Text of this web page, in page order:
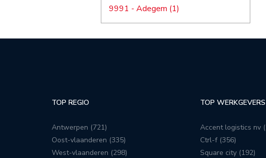
9991 - Adegem (1)
TOP REGIO
Antwerpen (721)
Oost-vlaanderen (335)
West-vlaanderen (298)
TOP WERKGEVERS
Accent logistics nv
Ctrl-f (356)
Square city (192)